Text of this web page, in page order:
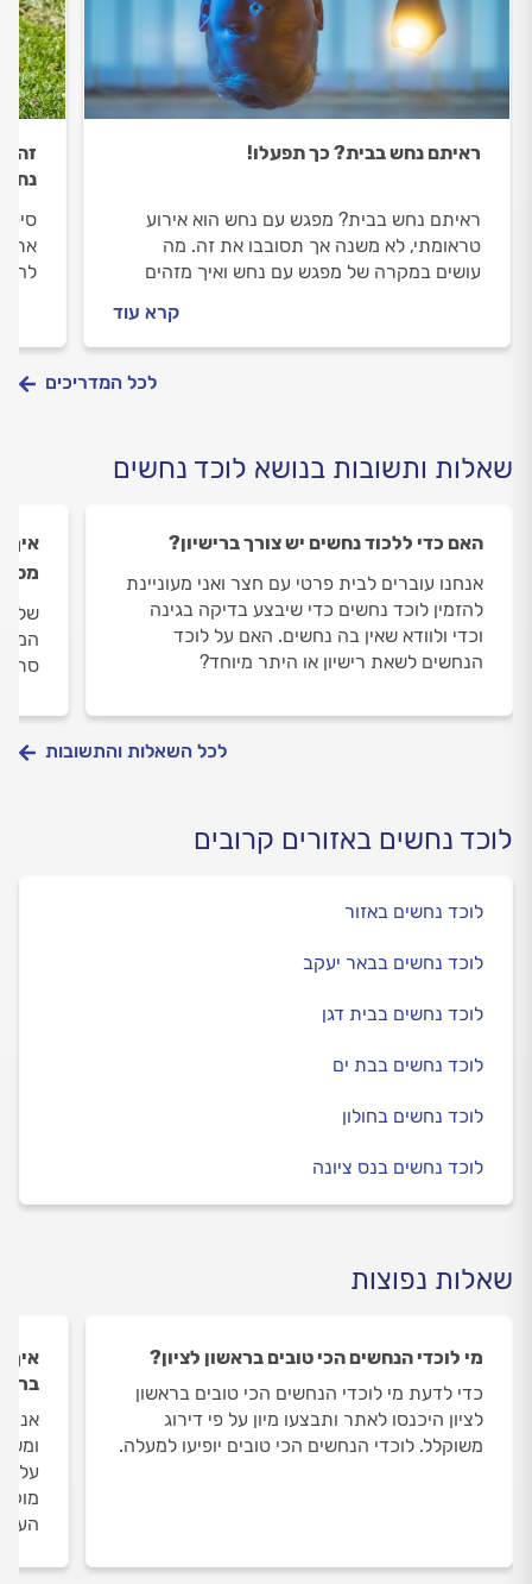
ראיתם נחש בבית? כך תפעלו!
ראיתם נחש בבית? מפגש עם נחש הוא אירוע
טראומתי, לא משנה אך תסובבו את זה. מה
עושים במקרה של מפגש עם נחש ואיך מזהים
קרא עוד
את
לכל המדריכים
שאלות ותשובות בנושא לוכד נחשים
האם כדי ללכוד נחשים יש צורך ברישיון?
אנחנו עוברים לבית פרטי עם חצר ואני מעוניינת
להזמין לוכד נחשים כדי שיבצע בדיקה בגינה
וכדי ולוודא שאין בה נחשים. האם על לוכד
הנחשים לשאת רישיון או היתר מיוחד?
איך
סתם
לכל השאלות והתשובות
לוכד נחשים באזורים קרובים
לוכד נחשים באזור
לוכד נחשים בבאר יעקב
לוכד נחשים בבית דגן
לוכד נחשים בבת ים
לוכד נחשים בחולון
לוכד נחשים בנס ציונה
שאלות נפוצות
מי לוכדי הנחשים הכי טובים בראשון לציון?
כדי לדעת מי לוכדי הנחשים הכי טובים בראשון
לציון היכנסו לאתר ותבצעו מיון על פי דירוג
משוקלל. לוכדי הנחשים הכי טובים יופיעו למעלה.
איך
על